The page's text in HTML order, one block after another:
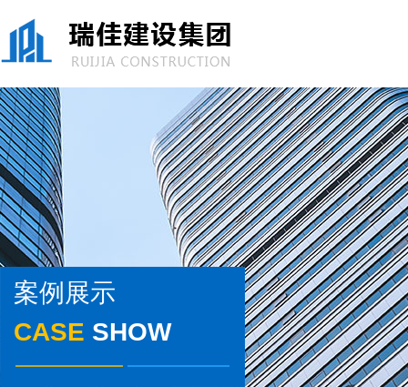
案例展示
CASE SHOW